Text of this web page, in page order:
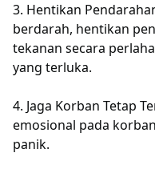
3. Hentikan
berdarah, hentikan
tekanan secara
yang terluka.
4. Jaga Korban Tetap
emosional pada
panik.